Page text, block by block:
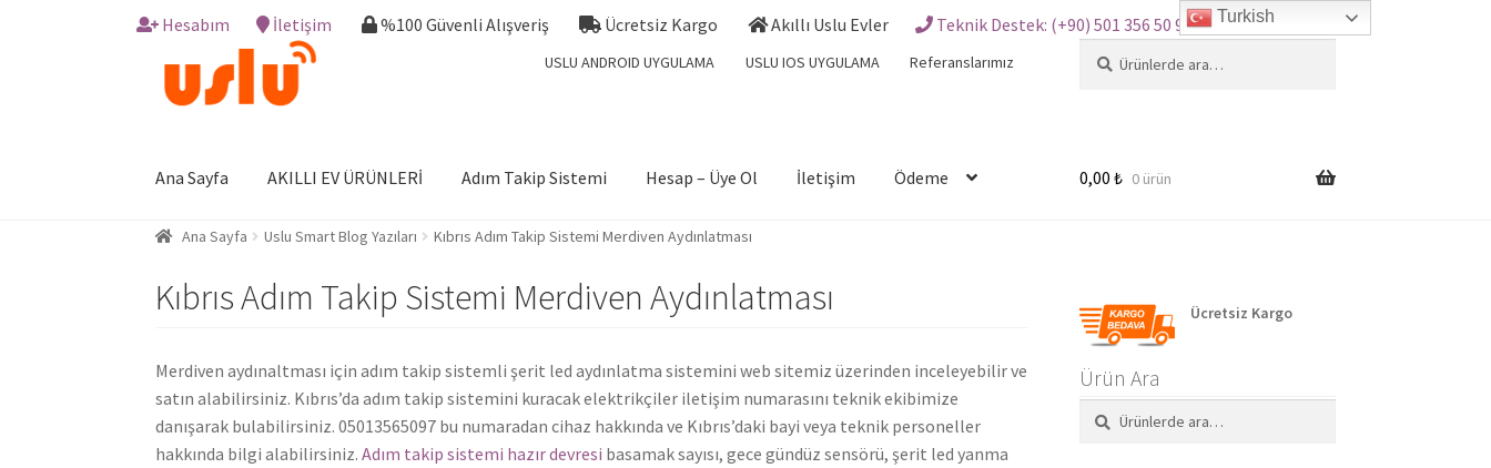
Hesabım İletişim %100 Güvenli Alışveriş Ücretsiz Kargo Akıllı Uslu Evler
Teknik Destek: (+90) 501 356 50 97
navigation
content
USLU ANDROID UYGULAMA USLU IOS UYGULAMA Referanslarımız
Ana Sayfa AKILLI EV ÜRÜNLERİ Adım Takip Sistemi Hesap – Üye Ol İletişim Ödeme 0,00 ₺ 0 ürün
Ana Sayfa Uslu Smart Blog Yazıları Kıbrıs Adım Takip Sistemi Merdiven Aydınlatması
Kıbrıs Adım Takip Sistemi Merdiven Aydınlatması
Merdiven aydınaltması için adım takip sistemli şerit led aydınlatma sistemini web sitemiz üzerinden inceleyebilir ve
satın alabilirsiniz. Kıbrıs’da adım takip sistemini kuracak elektrikçiler iletişim numarasını teknik ekibimize
danışarak bulabilirsiniz. 05013565097 bu numaradan cihaz hakkında ve Kıbrıs’daki bayi veya teknik personeller
hakkında bilgi alabilirsiniz. Adım takip sistemi hazır devresi basamak sayısı, gece gündüz sensörü, şerit led yanma
Ücretsiz Kargo
Ürün Ara
Ara:
Ara
Turkish